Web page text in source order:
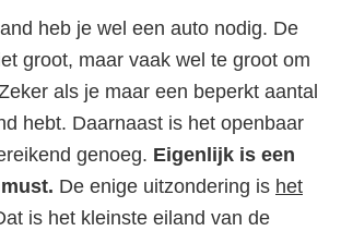
heb je wel een auto nodig. De
groot, maar vaak wel te groot om
als je maar een beperkt aantal
hebt. Daarnaast is het openbaar
genoeg. Eigenlijk is een
De enige uitzondering is het
is het kleinste eiland van de